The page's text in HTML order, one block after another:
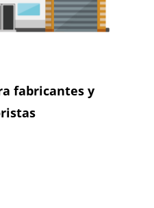
fabricantes y